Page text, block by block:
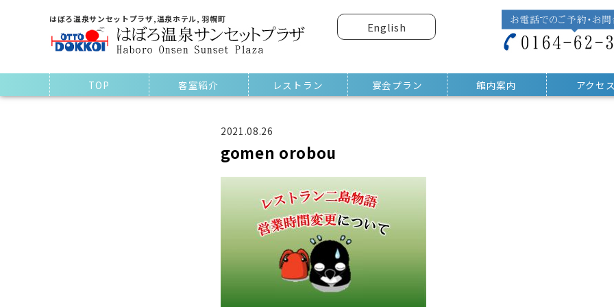
はぼろ温泉サンセットプラザ,温泉ホテル, 羽幌町
English
TOP 客室紹介 レストラン 宴会プラン 館内案内 アクセ
2021.08.26
gomen orobou